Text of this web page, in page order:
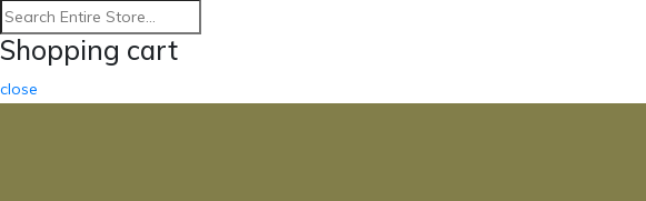
Shopping cart
close